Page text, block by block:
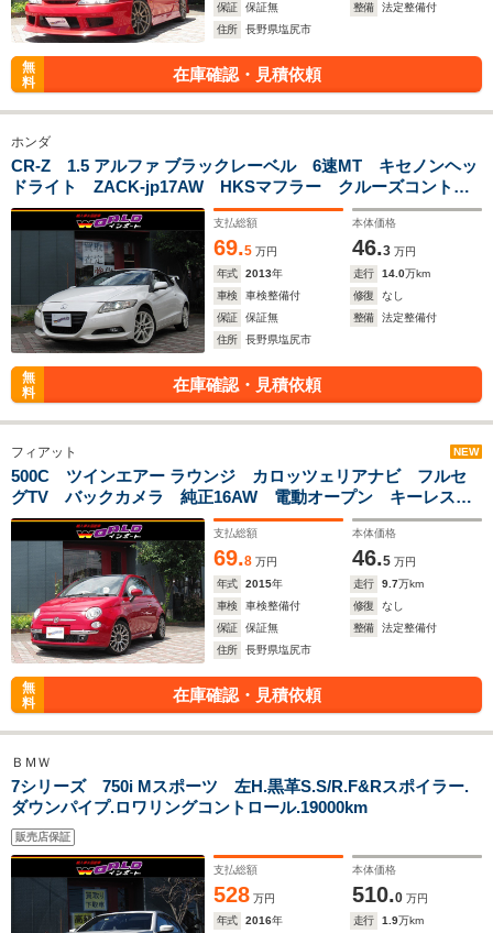
保証
保証無 整備
法定整備付
住所
長野県塩尻市
無
料
在庫確認・見積依頼
ホンダ
CR-Z 1.5 アルファ ブラックレーベル 6速MT キセノンヘッ
ドライト ZACK-jp17AW HKSマフラー クルーズコントロ
ール ドラレコ2カメラ HDDナビ バックカメラ スマート
キー
支払総額
69.5 万円
本体価格
46.3 万円
年式
2013年 走行 14.0万km
車検
車検整備付 修復
なし
保証
保証無 整備
法定整備付
住所
長野県塩尻市
無
料
在庫確認・見積依頼
フィアット NEW
500C ツインエアー ラウンジ カロッツェリアナビ フルセ
グTV バックカメラ 純正16AW 電動オープン キーレス
900ccターボ
支払総額
69.8 万円
本体価格
46.5 万円
年式
2015年 走行 9.7万km
車検
車検整備付 修復
なし
保証
保証無 整備
法定整備付
住所
長野県塩尻市
無
料
在庫確認・見積依頼
ＢＭＷ
7シリーズ 750i Mスポーツ 左H.黒革S.S/R.F&Rスポイラー.
ダウンパイプ.ロワリングコントロール.19000km
販売店保証
支払総額
528 万円
本体価格
510.0 万円
年式
2016年 走行 1.9万km